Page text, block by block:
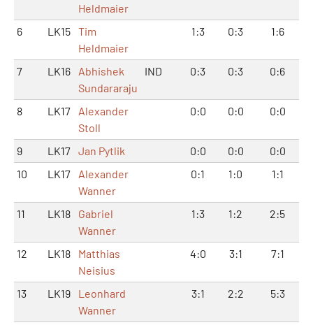
Heldmaier
6 LK15 Tim
Heldmaier
1:3 0:3 1:6
7 LK16
Abhishek
Sundararaju
IND 0:3 0:3 0:6
8 LK17
Alexander
Stoll
0:0 0:0 0:0
9 LK17 Jan Pytlik 0:0 0:0
0:0
10
LK17
Alexander
Wanner
0:1 1:0 1:1
11 LK18
Gabriel
Wanner
1:3 1:2 2:5
12 LK18
Matthias
Neisius
4:0 3:1 7:1
13 LK19
Leonhard
Wanner
3:1 2:2 5:3